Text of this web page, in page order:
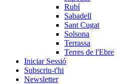
Rubí
Sabadell
Sant Cugat
Solsona
Terrassa
Terres de l'Ebre
Iniciar Sessió
Subscriu-t'hi
Newsletter